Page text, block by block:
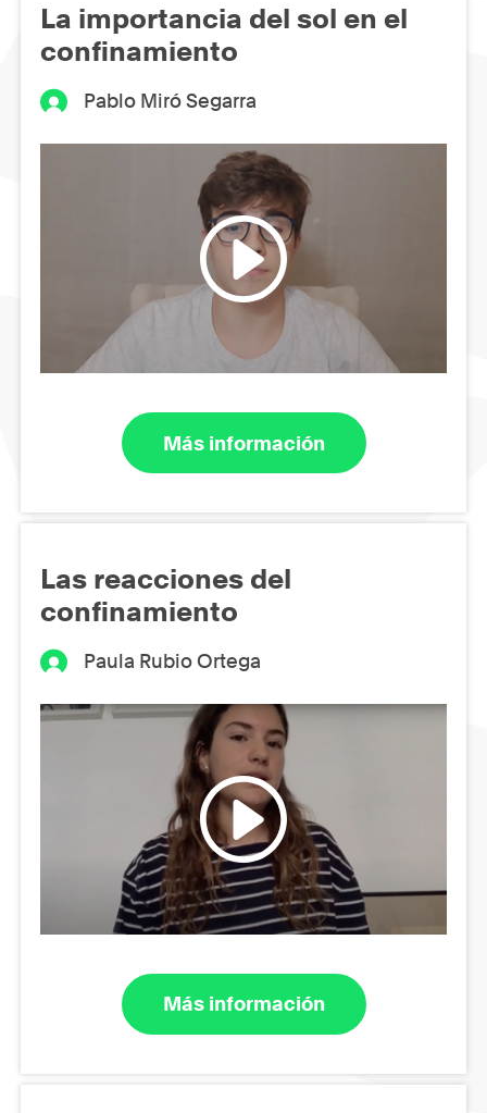
La importancia del sol en el
confinamiento
Pablo Miró Segarra
Más información
Las reacciones del
confinamiento
Paula Rubio Ortega
Más información